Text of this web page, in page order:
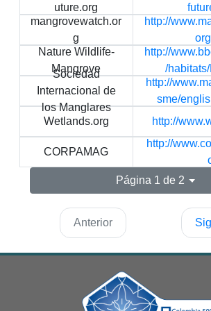
uture.org
mangrovewatch.or
g
http://
Nature Wildlife-
Mangrove
http://
/
Sociedad
Internacional de
los Manglares
http://
sme/
Wetlands.org
http://
CORPAMAG
http://
Página 1 de 2
Anterior